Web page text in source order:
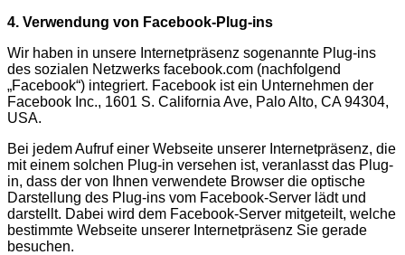
4. Verwendung von Facebook-Plug-ins
Wir haben in unsere Internetpräsenz sogenannte Plug-ins
des sozialen Netzwerks facebook.com (nachfolgend
„Facebook“) integriert. Facebook ist ein Unternehmen der
Facebook Inc., 1601 S. California Ave, Palo Alto, CA 94304,
USA.
Bei jedem Aufruf einer Webseite unserer Internetpräsenz, die
mit einem solchen Plug-in versehen ist, veranlasst das Plug-
in, dass der von Ihnen verwendete Browser die optische
Darstellung des Plug-ins vom Facebook-Server lädt und
darstellt. Dabei wird dem Facebook-Server mitgeteilt, welche
bestimmte Webseite unserer Internetpräsenz Sie gerade
besuchen.